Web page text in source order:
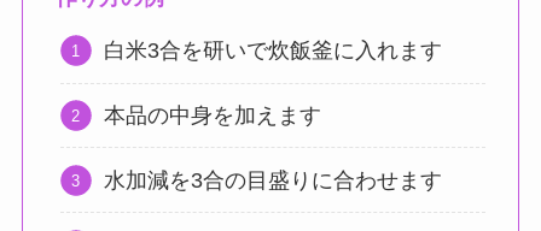
白米3合を研いで炊飯釜に入れます
本品の中身を加えます
水加減を3合の目盛りに合わせます